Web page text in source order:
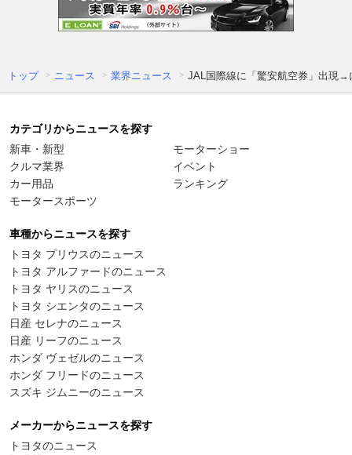
トップ ニュース 業界ニュース JAL国際線に「驚安航空券」出現
カテゴリからニュースを探す
新車・新型
クルマ業界
カー用品
モータースポーツ
モーターショー
イベント
ランキング
車種からニュースを探す
トヨタ プリウスのニュース
トヨタ アルファードのニュース
トヨタ ヤリスのニュース
トヨタ シエンタのニュース
日産 セレナのニュース
日産 リーフのニュース
ホンダ ヴェゼルのニュース
ホンダ フリードのニュース
スズキ ジムニーのニュース
メーカーからニュースを探す
トヨタのニュース